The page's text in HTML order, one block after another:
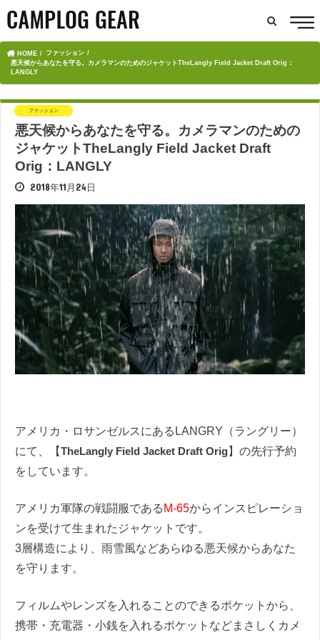
HOME
ファッション
悪天候からあなたを守る。カメラマンのためのジャケットTheLangly Field Jacket Draft Orig：
LANGLY
ファッション
悪天候からあなたを守る。カメラマンのための
ジャケットTheLangly Field Jacket Draft
Orig：LANGLY
2018年11月24日
アメリカ・ロサンゼルスにあるLANGRY（ラングリー）
にて、【TheLangly Field Jacket Draft Orig】の先行予約
をしています。
アメリカ軍隊の戦闘服である M-65からインスピレーショ
ンを受けて生まれたジャケットです。
3層構造により、雨雪風などあらゆる悪天候からあなた
を守ります。
フィルムやレンズを入れることのできるポケットから、
携帯・充電器・小銭を入れるポケットなどまさしくカメ